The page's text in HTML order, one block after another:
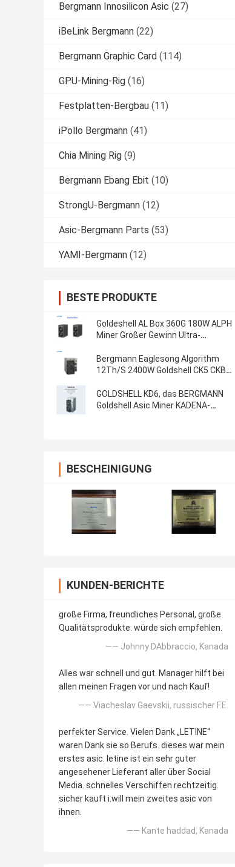
Bergmann Innosilicon Asic (27)
iBeLink Bergmann (22)
Bergmann Graphic Card (114)
GPU-Mining-Rig (16)
Festplatten-Bergbau (11)
iPollo Bergmann (41)
Chia Mining Rig (9)
Bergmann Ebang Ebit (10)
StrongU-Bergmann (12)
Asic-Bergmann Parts (53)
YAMI-Bergmann (12)
BESTE PRODUKTE
Goldeshell AL Box 360G 180W ALPH
Miner Großer Gewinn Ultra-
Maschine Alephium Miner
Bergmann Eaglesong Algorithm
12Th/S 2400W Goldshell CK5 CKB
GOLDSHELL KD6, das BERGMANN
Goldshell Asic Miner KADENA-
BESCHEINIGUNG
KUNDEN-BERICHTE
große Firma, freundliches Personal, große
Qualitätsprodukte. würde sich empfehlen.
—— Johnny DAbbraccio, Kanada
Alles war schnell und gut. Manager hilft bei
allen meinen Fragen vor und nach Kauf!
—— Viacheslav Gaevskii, russischer F.E.
perfekter Service. Vielen Dank „LETINE“
waren Dank sie so Berufs. dieses war mein
erstes asic. letine ist ein sehr guter
angesehener Lieferant aller über Social
Media. schnelles Verschiffen rechtzeitig.
sicher kauft i.will mein zweites asic von
ihnen.
—— Kante haddad, Kanada